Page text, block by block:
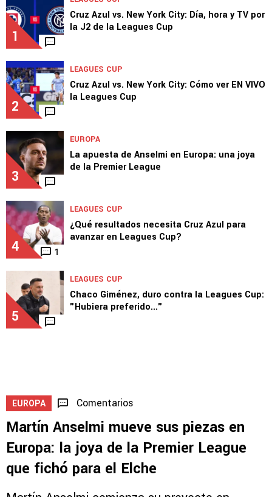
TOP VAMOS AZUL
1
Cruz Azul vs. New York City: Día, hora y TV por
la J2 de la Leagues Cup
2
Cruz Azul vs. New York City: Cómo ver EN VIVO
la Leagues Cup
3
La apuesta de Anselmi en Europa: una joya
de la Premier League
4
¿Qué resultados necesita Cruz Azul para
avanzar en Leagues Cup?
EUROPA Comentarios
Martín Anselmi mueve sus piezas en